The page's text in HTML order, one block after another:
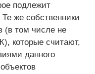
подлежит
Те же собственники
(в том числе не
которые считают,
данного